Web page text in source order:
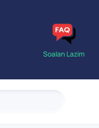
Soalan Lazim